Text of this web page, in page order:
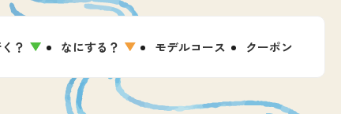
？ なにする？ モデルコース クーポン